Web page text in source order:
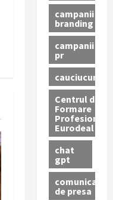
campanii
branding
campanii
pr
cauciucuri
Centrul de
Formare
Profesionala
Eurodeal
chat
gpt
comunicat
de presa